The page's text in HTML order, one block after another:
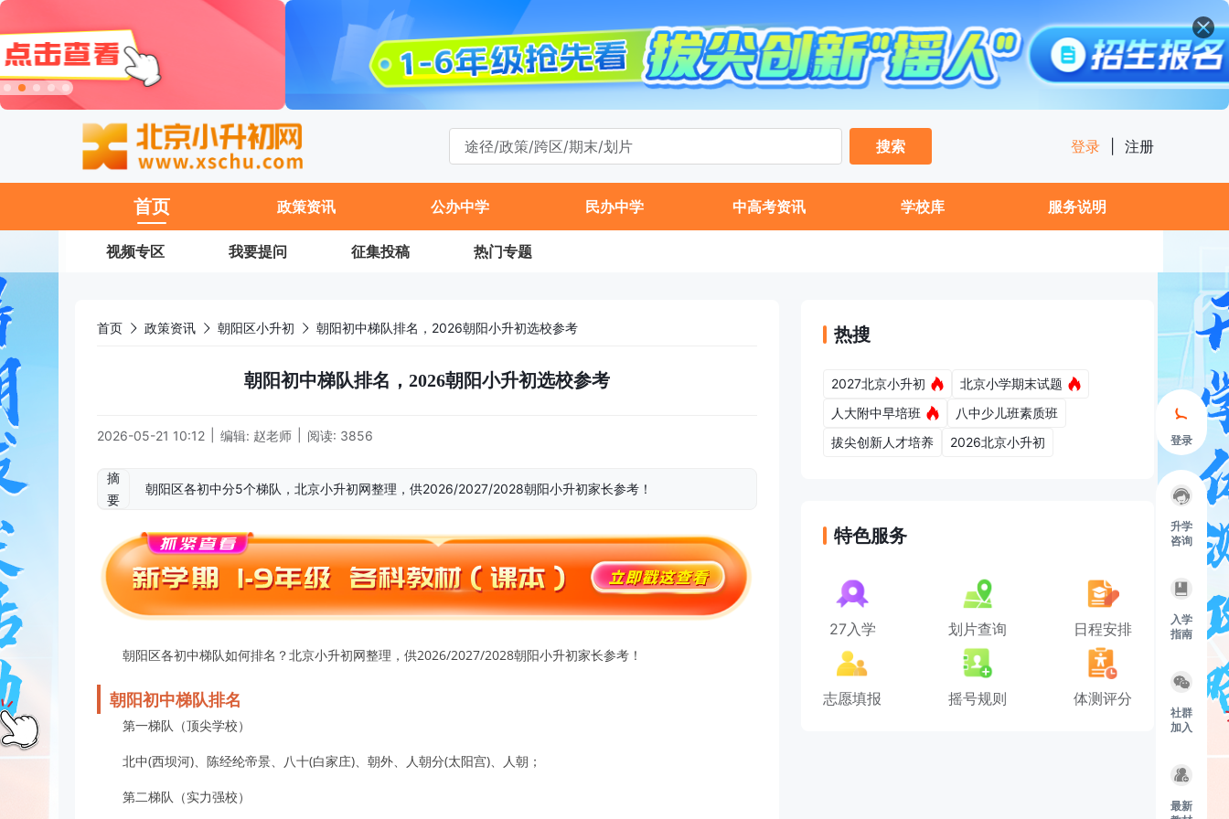
登录
升学
咨询
入学
指南
社群
加入
最新
搜索
登录 注册
首页 政策资讯 公办中学 民办中学 中高考资讯 学校库 服务说明
视频专区 我要提问 征集投稿 热门专题
首页 政策资讯 朝阳区小升初 朝阳初中梯队排名，2026朝阳小升初选校参考
朝阳初中梯队排名，2026朝阳小升初选校参考
2026-05-21 10:12 编辑: 赵老师 阅读: 3856
摘
要
朝阳区各初中分5个梯队，北京小升初网整理，供2026/2027/2028朝阳小升初家长参考！
朝阳区各初中梯队如何排名？北京小升初网整理，供2026/2027/2028朝阳小升初家长参考！
朝阳初中梯队排名
第一梯队（顶尖学校）
北中(西坝河)、陈经纶帝景、八十(白家庄)、朝外、人朝分(太阳宫)、人朝；
第二梯队（实力强校）
热搜
2027北京小升初
北京小学期末试题
人大附中早培班
八中少儿班素质班
拔尖创新人才培养
2026北京小升初
特色服务
27入学 划片查询 日程安排
志愿填报 摇号规则 体测评分